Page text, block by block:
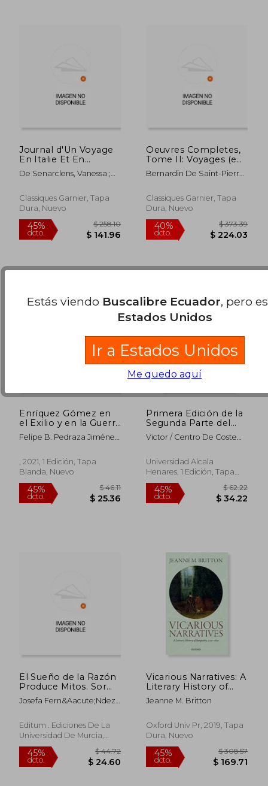
dcto. $ 174.17 dcto.
45%
dcto. $ 141.96
45%
dcto. $
Journal d'Un Voyage
En Italie Et En
Allemagne (en
Francés)
De Senarclens, Vanessa ;
Wrede, Martin
Classiques Garnier, Tapa
Dura, Nuevo
Oeuvres Completes,
Tome II: Voyages (en
Francés)
Bernardin De Saint-Pierre ;
Robinson, Philip
Classiques Garnier, Tapa
Dura, Nuevo
Enríquez Gómez en
el Exilio y en la Guerra
de los Treinta Años:
(Tres Estudios)
Felipe B. Pedraza Jiménez;
Cáceres
, 2021, 1 Edición, Tapa
Blanda, Nuevo
Primera Edición de la
Segunda Parte del
Ingenioso Caballero
don Quijote
Victor / Centro De Coste
Pereira Ana. / Infantes
Universidad Alcala
Henares, 1 Edición, Tapa
Blanda, Nuevo
El Sueño de la Razón
Produce Mitos. Sor
Juana Inés de la Cruz
y la Tradición Clásica
Josefa Fern&Aacute;Ndez
Editum . Ediciones De La
Universidad De Murcia,
2020, 1 Edición, Tapa
Blanda, Nuevo
Vicarious Narratives: A
Literary History of
Sympathy (en Inglés)
Jeanne M. Britton
Oxford Univ Pr, 2019, Tapa
Dura, Nuevo
Estás viendo Buscalibre Ecuador, pero
Estados Unidos
Ir a Estados Unidos
Me quedo aquí